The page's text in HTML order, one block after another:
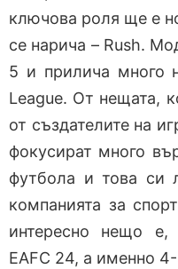
ключова роля ще е
се нарича – Rush.
5 и прилича много
League. От нещата,
от създателите на
фокусират много
футбола и това си
компанията за
интересно нещо
EAFC 24, а именно